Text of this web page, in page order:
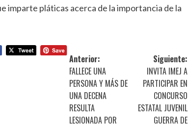
imparte pláticas acerca de la importancia de la
Anterior:
FALLECE UNA
PERSONA Y MÁS DE
UNA DECENA
RESULTA
LESIONADA POR
Siguiente:
INVITA IMEJ A
PARTICIPAR EN
CONCURSO
ESTATAL JUVENIL
GUERRA DE